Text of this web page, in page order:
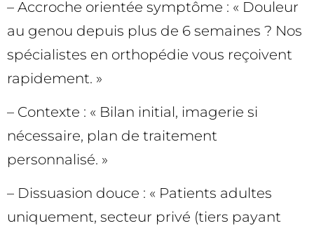
– Accroche orientée symptôme : « Douleur
au genou depuis plus de 6 semaines ? Nos
spécialistes en orthopédie vous reçoivent
rapidement. »
– Contexte : « Bilan initial, imagerie si
nécessaire, plan de traitement
personnalisé. »
– Dissuasion douce : « Patients adultes
uniquement, secteur privé (tiers payant